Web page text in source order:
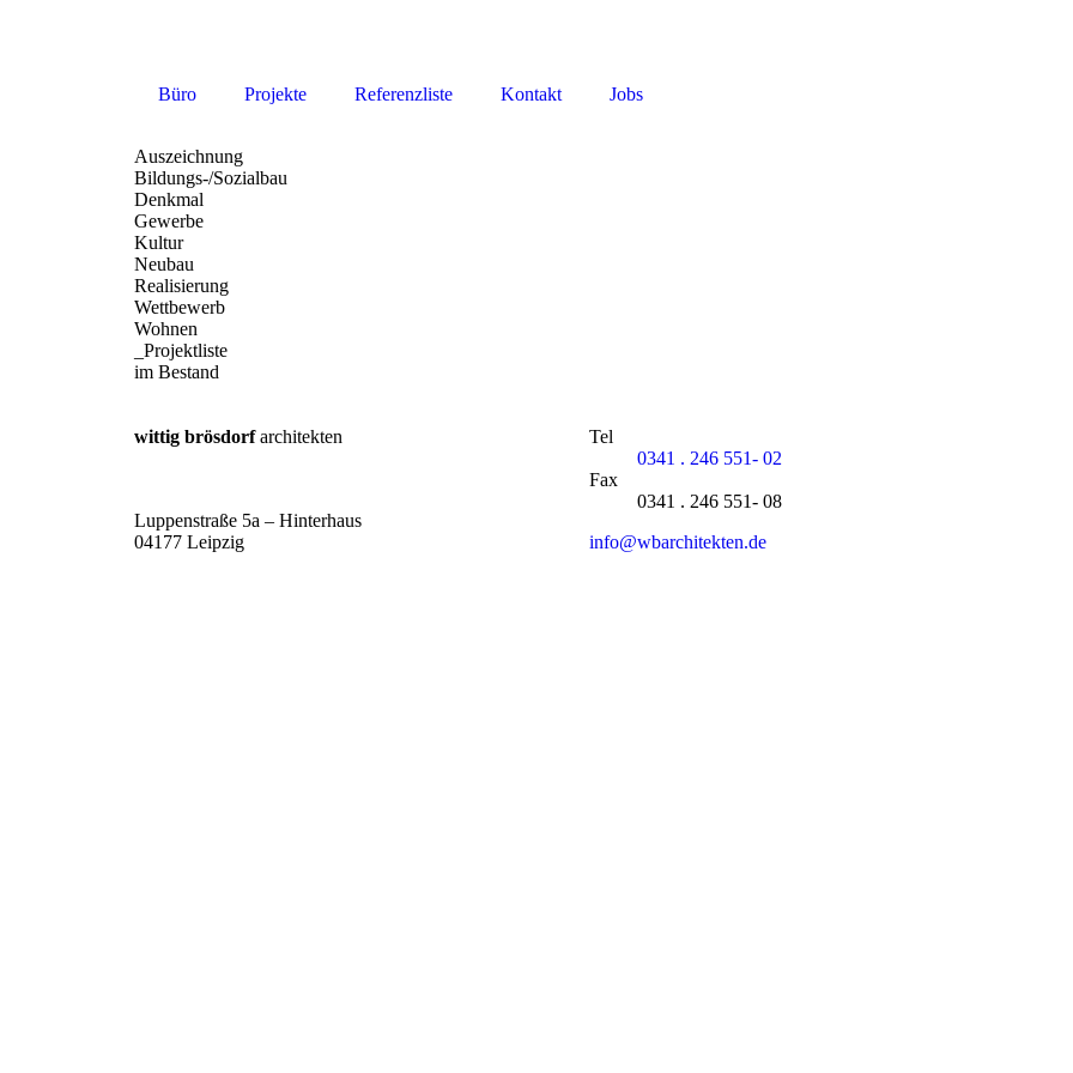
Büro Projekte Referenzliste Kontakt Jobs
Auszeichnung
Bildungs-/Sozialbau
Denkmal
Gewerbe
Kultur
Neubau
Realisierung
Wettbewerb
Wohnen
_Projektliste
im Bestand
wittig brösdorfarchitekten
Luppenstraße 5a – Hinterhaus
04177 Leipzig
Tel
0341 . 246 551- 02
Fax
0341 . 246 551- 08
info@wbarchitekten.de